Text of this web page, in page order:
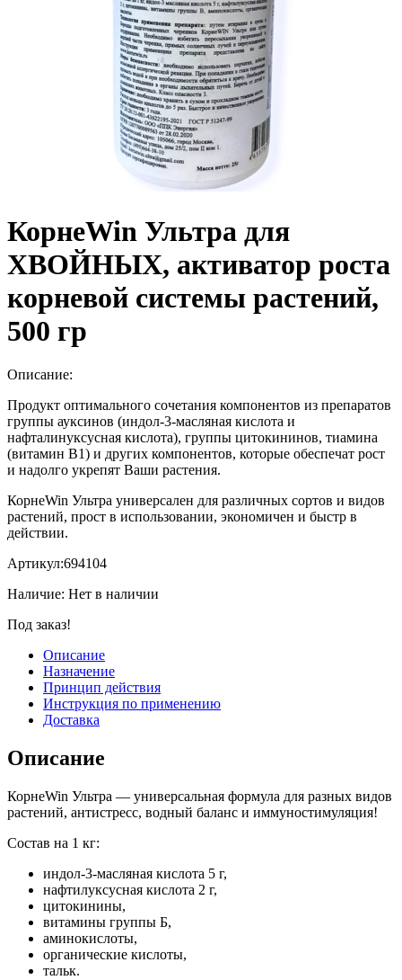
КорнеWin Ультра для
ХВОЙНЫХ, активатор роста
корневой системы растений,
500 гр
Описание:
Продукт оптимального сочетания компонентов из препаратов
группы ауксинов (индол-3-масляная кислота и
нафталинуксусная кислота), группы цитокининов, тиамина
(витамин В1) и других компонентов, которые обеспечат рост
и надолго укрепят Ваши растения.
КорнеWin Ультра универсален для различных сортов и видов
растений, прост в использовании, экономичен и быстр в
действии.
Артикул:694104
Наличие: Нет в наличии
Под заказ!
Описание
Назначение
Принцип действия
Инструкция по применению
Доставка
Описание
КорнеWin Ультра — универсальная формула для разных видов
растений, антистресс, водный баланс и иммуностимуляция!
Состав на 1 кг:
индол-3-масляная кислота 5 г,
нафтилуксусная кислота 2 г,
цитокинины,
витамины группы Б,
аминокислоты,
органические кислоты,
тальк.